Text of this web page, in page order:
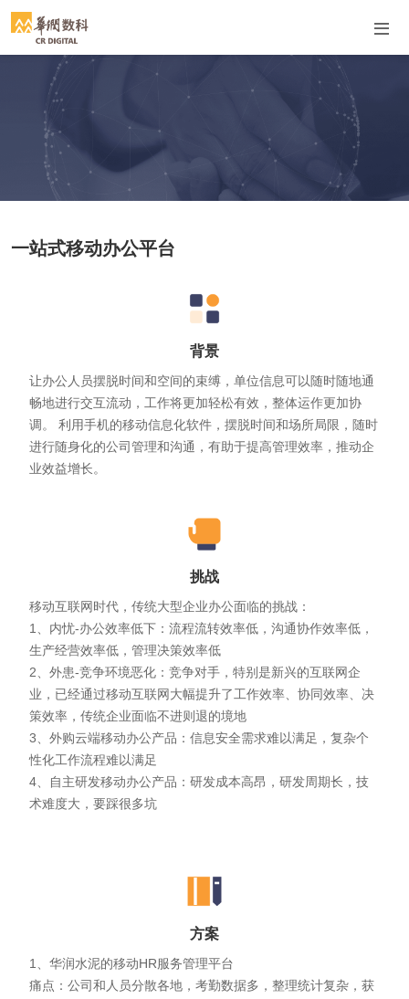
一站式移动办公平台
背景
让办公人员摆脱时间和空间的束缚，单位信息可以随时随地通
畅地进行交互流动，工作将更加轻松有效，整体运作更加协
调。 利用手机的移动信息化软件，摆脱时间和场所局限，随时
进行随身化的公司管理和沟通，有助于提高管理效率，推动企
业效益增长。
挑战
移动互联网时代，传统大型企业办公面临的挑战：
1、内忧-办公效率低下：流程流转效率低，沟通协作效率低，
生产经营效率低，管理决策效率低
2、外患-竞争环境恶化：竞争对手，特别是新兴的互联网企
业，已经通过移动互联网大幅提升了工作效率、协同效率、决
策效率，传统企业面临不进则退的境地
3、外购云端移动办公产品：信息安全需求难以满足，复杂个
性化工作流程难以满足
4、自主研发移动办公产品：研发成本高昂，研发周期长，技
术难度大，要踩很多坑
方案
1、华润水泥的移动HR服务管理平台
痛点：公司和人员分散各地，考勤数据多，整理统计复杂，获